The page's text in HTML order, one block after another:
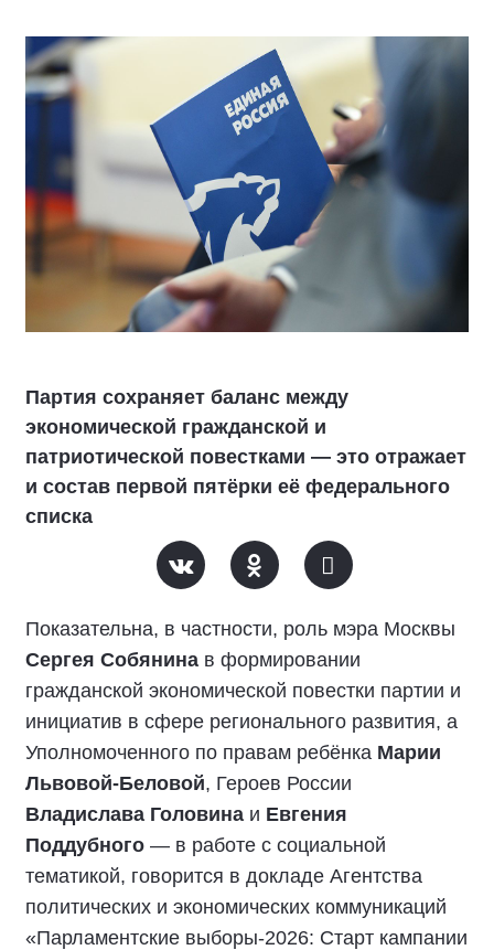
Партия сохраняет баланс между
экономической гражданской и
патриотической повестками — это отражает
и состав первой пятёрки её федерального
списка
Показательна, в частности, роль мэра Москвы
Сергея Собянина в формировании
гражданской экономической повестки партии и
инициатив в сфере регионального развития, а
Уполномоченного по правам ребёнка Марии
Львовой-Беловой, Героев России
Владислава Головина и Евгения
Поддубного — в работе с социальной
тематикой, говорится в докладе Агентства
политических и экономических коммуникаций
«Парламентские выборы-2026: Старт кампании